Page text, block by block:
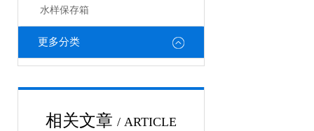
水样保存箱
更多分类
相关文章 / ARTICLE